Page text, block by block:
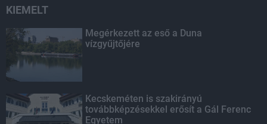
KIEMELT
Megérkezett az eső a Duna
vízgyűjtőjére
Kecskeméten is szakirányú
továbbképzésekkel erősít a Gál Ferenc
Egyetem